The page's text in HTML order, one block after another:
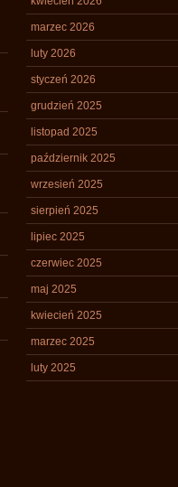
marzec 2026
luty 2026
styczeń 2026
grudzień 2025
listopad 2025
październik 2025
wrzesień 2025
sierpień 2025
lipiec 2025
czerwiec 2025
maj 2025
kwiecień 2025
marzec 2025
luty 2025